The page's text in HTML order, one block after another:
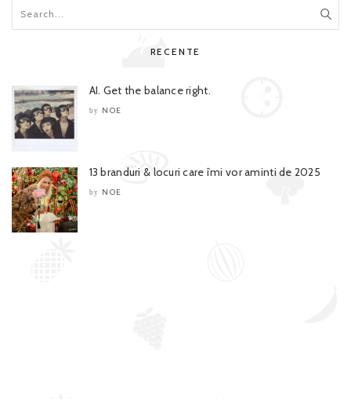
RECENTE
AI. Get the balance right.
by NOE
13 branduri & locuri care îmi vor aminti de 2025
by NOE